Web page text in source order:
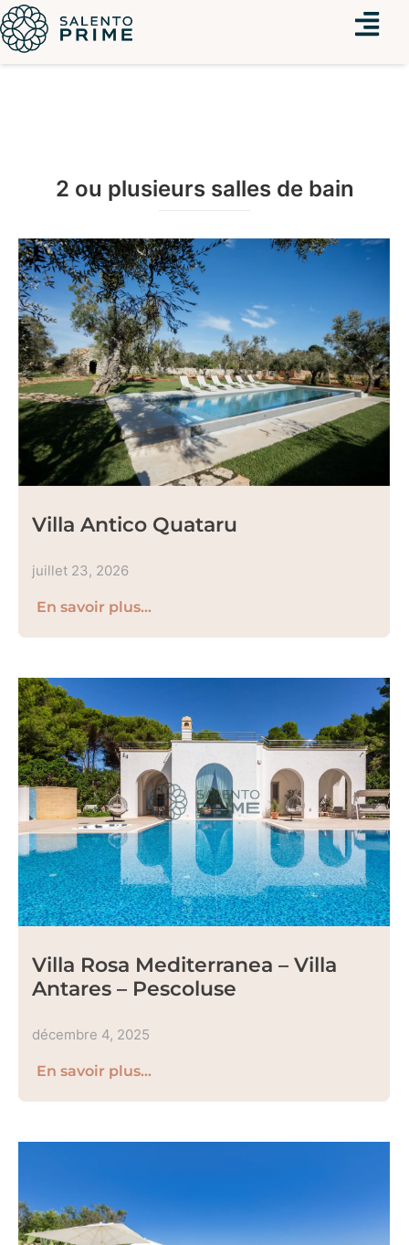
Menu
2 ou plusieurs salles de bain
Villa Antico Quataru
juillet 23, 2026
En savoir plus...
Villa Rosa Mediterranea – Villa
Antares – Pescoluse
décembre 4, 2025
En savoir plus...